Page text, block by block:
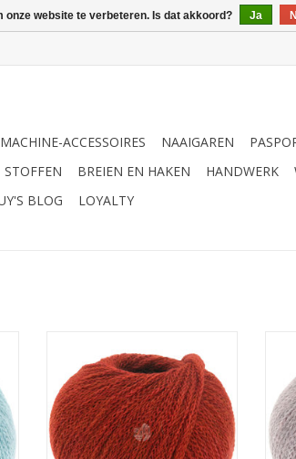
MACHINE-ACCESSOIRES NAAIGAREN
STOFFEN BREIEN EN HAKEN HANDWERK
BLOG LOYALTY
TOEVOEGEN AAN WINKELWAGEN
onze website te verbeteren. Is dat akkoord? Ja